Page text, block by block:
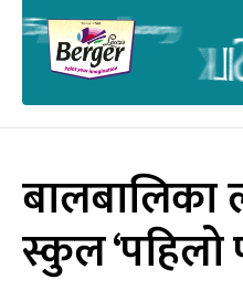
बालबालिका
स्कुल ‘पहिलो